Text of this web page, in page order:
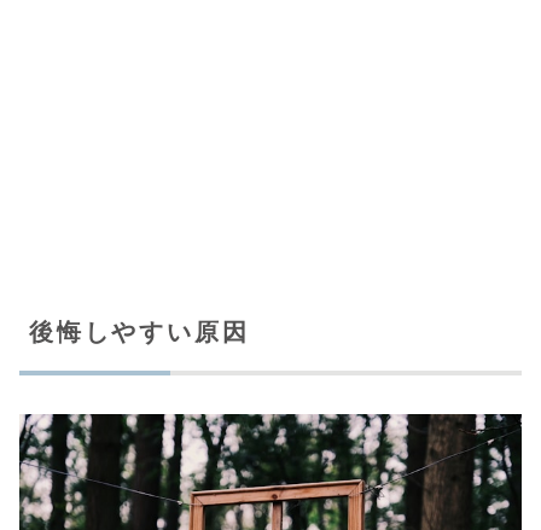
後悔しやすい原因